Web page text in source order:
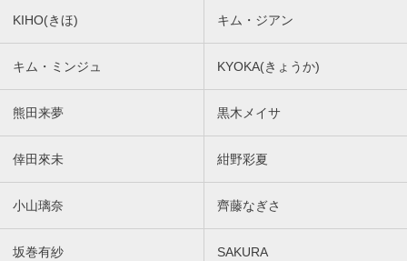
KIHO(きほ) キム・ジアン
キム・ミンジュ KYOKA(きょうか)
熊田来夢 黒木メイサ
倖田來未 紺野彩夏
小山璃奈 齊藤なぎさ
坂巻有紗 SAKURA